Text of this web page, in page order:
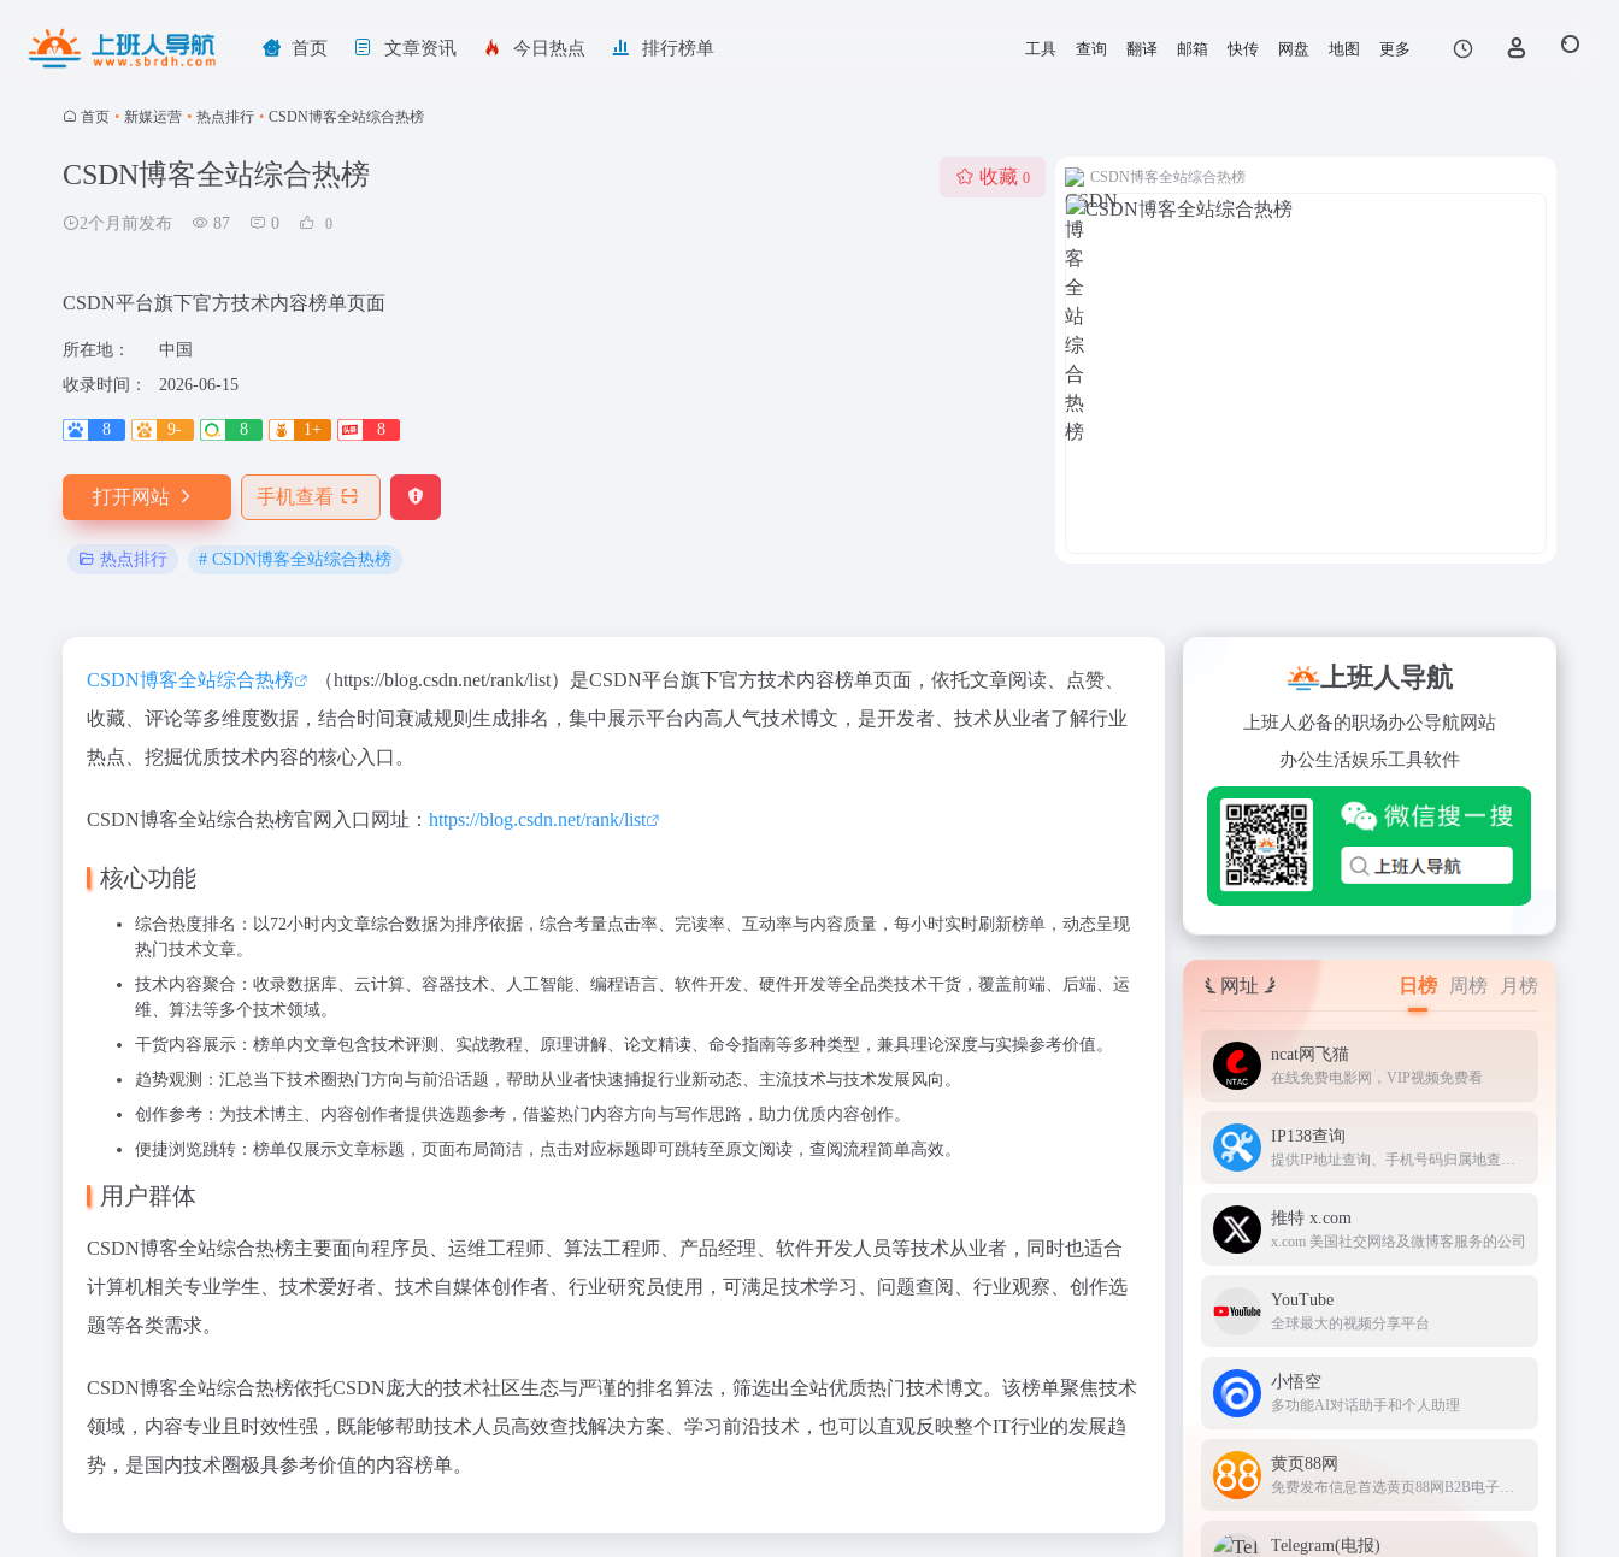
首页 文章资讯 今日热点 排行榜单 工具 查询 翻译 邮箱 快传 网盘 地图 更多
首页 • 新媒运营 • 热点排行 • CSDN博客全站综合热榜
CSDN博客全站综合热榜
2个月前发布 87 0 0
收藏 0
CSDN平台旗下官方技术内容榜单页面
所在地：
中国
收录时间：
2026-06-15
8 9- 8 1+ 8
打开网站 手机查看
热点排行 # CSDN博客全站综合热榜
CSDN博客全站综合热榜
CSDN博客全站综合热榜
（https://blog.csdn.net/rank/list）是CSDN平台旗下官方技术内容榜单页面，依托文章阅读、点赞、
收藏、评论等多维度数据，结合时间衰减规则生成排名，集中展示平台内高人气技术博文，是开发者、技术从业者了解行业
热点、挖掘优质技术内容的核心入口。
CSDN博客全站综合热榜官网入口网址： https://blog.csdn.net/rank/list
核心功能
综合热度排名：以72小时内文章综合数据为排序依据，综合考量点击率、完读率、互动率与内容质量，每小时实时刷新榜单，动态呈现
热门技术文章。
技术内容聚合：收录数据库、云计算、容器技术、人工智能、编程语言、软件开发、硬件开发等全品类技术干货，覆盖前端、后端、运
维、算法等多个技术领域。
干货内容展示：榜单内文章包含技术评测、实战教程、原理讲解、论文精读、命令指南等多种类型，兼具理论深度与实操参考价值。
趋势观测：汇总当下技术圈热门方向与前沿话题，帮助从业者快速捕捉行业新动态、主流技术与技术发展风向。
创作参考：为技术博主、内容创作者提供选题参考，借鉴热门内容方向与写作思路，助力优质内容创作。
便捷浏览跳转：榜单仅展示文章标题，页面布局简洁，点击对应标题即可跳转至原文阅读，查阅流程简单高效。
用户群体
CSDN博客全站综合热榜主要面向程序员、运维工程师、算法工程师、产品经理、软件开发人员等技术从业者，同时也适合
计算机相关专业学生、技术爱好者、技术自媒体创作者、行业研究员使用，可满足技术学习、问题查阅、行业观察、创作选
题等各类需求。
CSDN博客全站综合热榜依托CSDN庞大的技术社区生态与严谨的排名算法，筛选出全站优质热门技术博文。该榜单聚焦技术
领域，内容专业且时效性强，既能够帮助技术人员高效查找解决方案、学习前沿技术，也可以直观反映整个IT行业的发展趋
势，是国内技术圈极具参考价值的内容榜单。
上班人导航
上班人必备的职场办公导航网站
办公生活娱乐工具软件
网址 日榜 周榜 月榜
ncat网飞猫
在线免费电影网，VIP视频免费看
IP138查询
提供IP地址查询、手机号码归属地查询、邮政编码查询及身份证号码验证等服务
推特 x.com
x.com 美国社交网络及微博客服务的公司
YouTube
全球最大的视频分享平台
小悟空
多功能AI对话助手和个人助理
黄页88网
免费发布信息首选黄页88网B2B电子商务网站！
Telegram(电报)